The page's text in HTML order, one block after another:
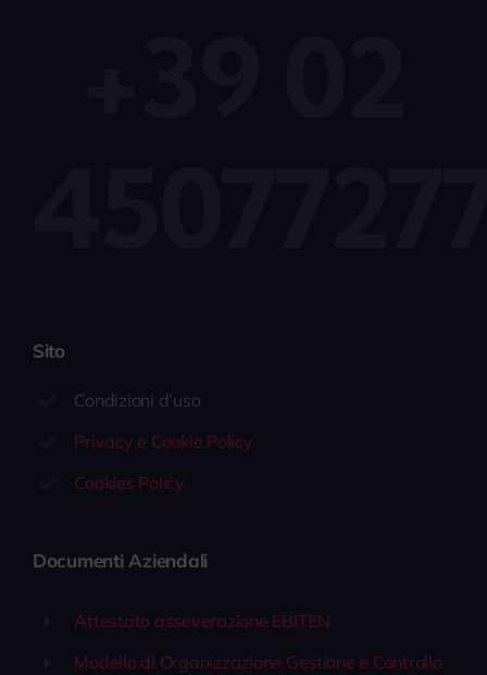
Sito
Condizioni d’uso
Privacy e Cookie Policy
Cookies Policy
Documenti Aziendali
Attestato asseverazione EBITEN
Modello di Organizzazione Gestione e Controllo